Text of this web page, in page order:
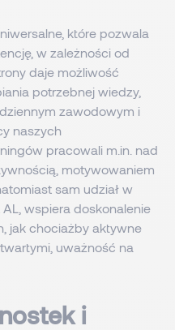
które pozwala
w zależności od
daje możliwość
potrzebnej wiedzy,
zawodowym i
naszych
pracowali m.in. nad
motywowaniem
sam udział w
wspiera doskonalenie
jak chociażby aktywne
uważność na
i